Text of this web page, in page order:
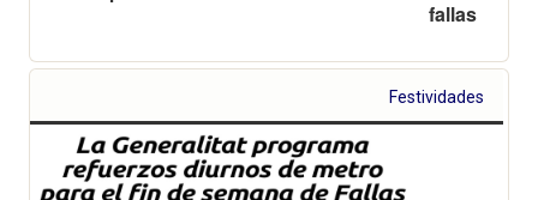
fallas
Festividades